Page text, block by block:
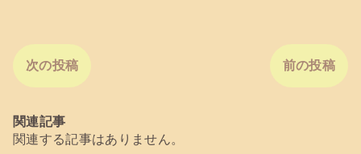
次の投稿 前の投稿
関連記事
関連する記事はありません。